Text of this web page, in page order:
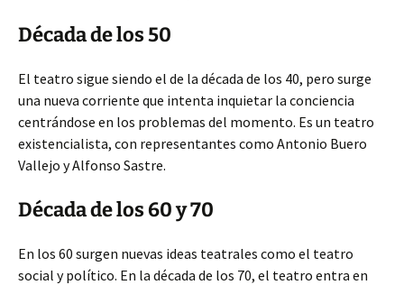
Década de los 50
El teatro sigue siendo el de la década de los 40, pero surge
una nueva corriente que intenta inquietar la conciencia
centrándose en los problemas del momento. Es un teatro
existencialista, con representantes como Antonio Buero
Vallejo y Alfonso Sastre.
Década de los 60 y 70
En los 60 surgen nuevas ideas teatrales como el teatro
social y político. En la década de los 70, el teatro entra en